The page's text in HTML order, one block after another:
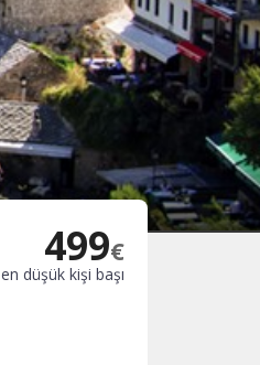
499€
en düşük kişi başı